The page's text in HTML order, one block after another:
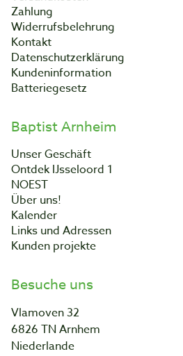
Zahlung
Widerrufsbelehrung
Kontakt
Datenschutzerklärung
Kundeninformation
Batteriegesetz
Baptist Arnheim
Unser Geschäft
Ontdek IJsseloord 1
NOEST
Über uns!
Kalender
Links und Adressen
Kunden projekte
Besuche uns
Vlamoven 32
6826 TN Arnhem
Niederlande